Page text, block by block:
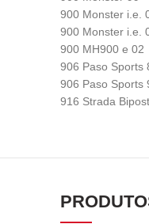
900 Monster i.e.
900 Monster i.e.
900 MH900 e 02
906 Paso Sports
906 Paso Sports
916 Strada